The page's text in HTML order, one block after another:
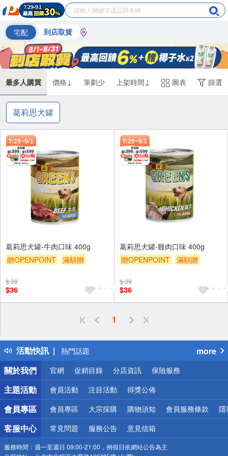
宅配 到店取貨
最多人購買 價格↓ 筆劃少 上架時間↓ 圖表 篩選
葛莉思犬罐
葛莉思犬罐-牛肉口味 400g
贈OPENPOINT
滿額贈
$ 39
$36
葛莉思犬罐-雞肉口味 400g
贈OPENPOINT
滿額贈
$ 39
$36
1
活動快訊
偏遠地區配送
得獎公告
熱門話題
銀行優惠
偏遠地區配送
詐騙網頁！請小心！
more
關於我們
官網 促銷目錄 分店資訊 保險服務
主題活動 會員活動 注目活動 得獎公佈
會員專區 會員專區 大宗採購 購物須知 會員服務條款 隱
客服中心 常見問題 服務公告 意見信箱
服務時間： 週一至週日 09:00-21:00，例假日依網站公告為主